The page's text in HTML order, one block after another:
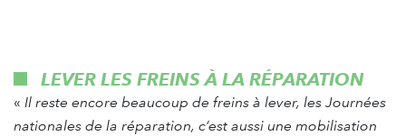
LEVER LES FREINS À LA RÉPARATION
« Il reste encore beaucoup de freins à lever, les Journées
nationales de la réparation, c’est aussi une mobilisation